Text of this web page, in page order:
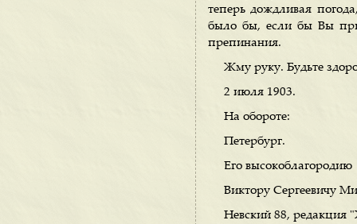
теперь дождливая
было бы, если бы Вы
препинания.
Жму руку. Будьте
2 июля 1903.
На обороте:
Петербург.
Его высокоблагородию
Виктору Сергеевичу
Невский 88, редакция